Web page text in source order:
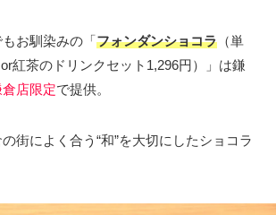
お馴染みの「フォンダンショコラ （単
紅茶のドリンクセット1,296円）」は鎌
倉店限定で提供。
街によく合う“和”を大切にしたショコラ